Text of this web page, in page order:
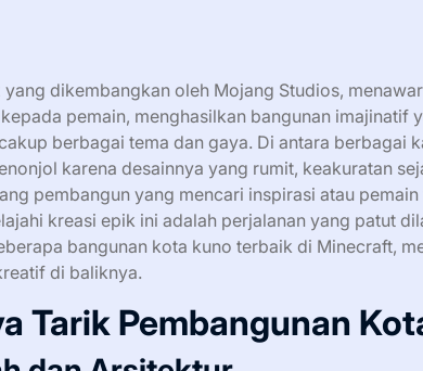
dikembangkan oleh Mojang Studios,
pemain, menghasilkan bangunan imajinatif
berbagai tema dan gaya. Di antara berbagai
karena desainnya yang rumit, keakuratan
pembangun yang mencari inspirasi atau
kreasi epik ini adalah perjalanan yang patut
bangunan kota kuno terbaik di Minecraft,
di baliknya.
Tarik Pembangunan